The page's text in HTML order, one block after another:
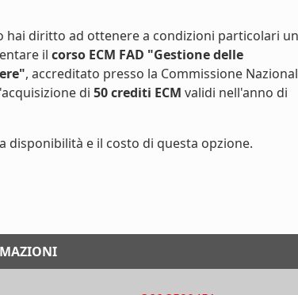
hai diritto ad ottenere a condizioni particolari
il corso ECM FAD "Gestione delle
, accreditato presso la Commissione
di 50 crediti ECM validi nell'anno di
disponibilità e il costo di questa opzione.